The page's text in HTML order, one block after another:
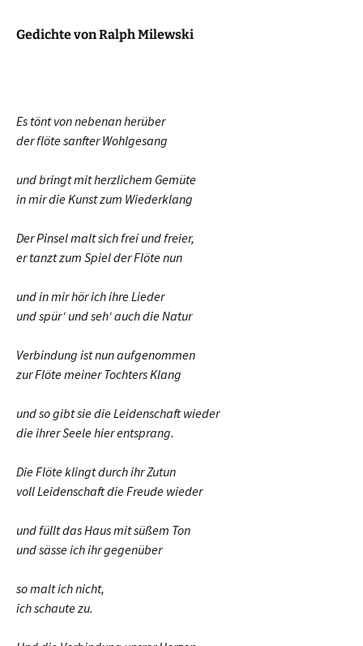
Gedichte von Ralph Milewski
Es tönt von nebenan herüber
der flöte sanfter Wohlgesang
und bringt mit herzlichem Gemüte
in mir die Kunst zum Wiederklang
Der Pinsel malt sich frei und freier,
er tanzt zum Spiel der Flöte nun
und in mir hör ich ihre Lieder
und spür‘ und seh‘ auch die Natur
Verbindung ist nun aufgenommen
zur Flöte meiner Tochters Klang
und so gibt sie die Leidenschaft wieder
die ihrer Seele hier entsprang.
Die Flöte klingt durch ihr Zutun
voll Leidenschaft die Freude wieder
und füllt das Haus mit süßem Ton
und sässe ich ihr gegenüber
so malt ich nicht,
ich schaute zu.